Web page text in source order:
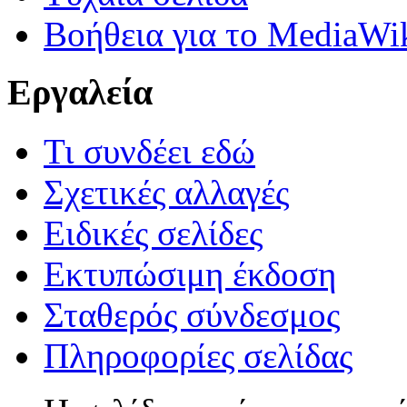
Βοήθεια για το
Εργαλεία
Τι συνδέει εδώ
Σχετικές αλλαγές
Ειδικές σελίδες
Εκτυπώσιμη έκδοση
Σταθερός σύνδεσμος
Πληροφορίες σελίδας